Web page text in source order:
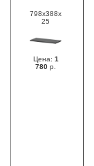
798х388х
25
Цена: 1
780 р.